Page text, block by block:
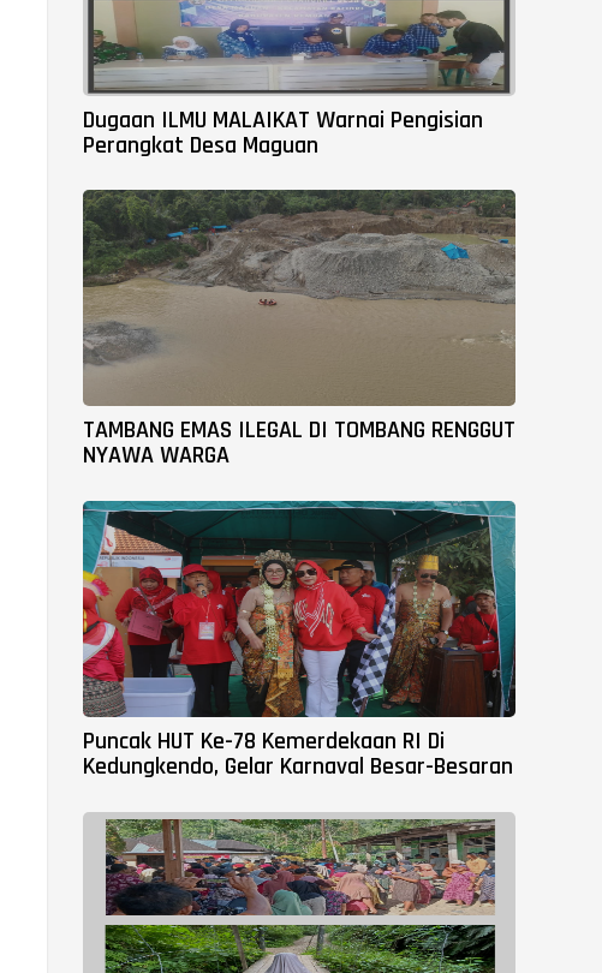
Dugaan ILMU MALAIKAT Warnai Pengisian
Perangkat Desa Maguan
TAMBANG EMAS ILEGAL DI TOMBANG RENGGUT
NYAWA WARGA
Puncak HUT Ke-78 Kemerdekaan RI Di
Kedungkendo, Gelar Karnaval Besar-Besaran